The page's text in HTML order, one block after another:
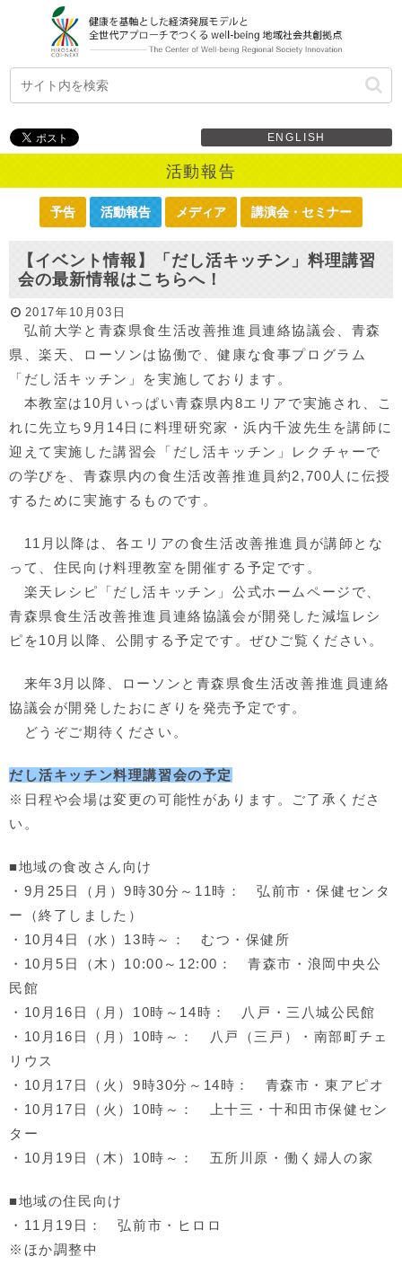
ENGLISH
活動報告
予告 活動報告 メディア 講演会・セミナー
【イベント情報】「だし活キッチン」料理講習
会の最新情報はこちらへ！
2017年10月03日
弘前大学と青森県食生活改善推進員連絡協議会、青森
県、楽天、ローソンは協働で、健康な食事プログラム
「だし活キッチン」を実施しております。
本教室は10月いっぱい青森県内8エリアで実施され、こ
れに先立ち9月14日に料理研究家・浜内千波先生を講師に
迎えて実施した講習会「だし活キッチン」レクチャーで
の学びを、青森県内の食生活改善推進員約2,700人に伝授
するために実施するものです。
11月以降は、各エリアの食生活改善推進員が講師とな
って、住民向け料理教室を開催する予定です。
楽天レシピ「だし活キッチン」公式ホームページで、
青森県食生活改善推進員連絡協議会が開発した減塩レシ
ピを10月以降、公開する予定です。ぜひご覧ください。
来年3月以降、ローソンと青森県食生活改善推進員連絡
協議会が開発したおにぎりを発売予定です。
どうぞご期待ください。
だし活キッチン料理講習会の予定
※日程や会場は変更の可能性があります。ご了承くださ
い。
■地域の食改さん向け
・9月25日（月）9時30分～11時： 弘前市・保健センタ
ー（終了しました）
・10月4日（水）13時～： むつ・保健所
・10月5日（木）10:00～12:00： 青森市・浪岡中央公
民館
・10月16日（月）10時～14時： 八戸・三八城公民館
・10月16日（月）10時～： 八戸（三戸）・南部町チェ
リウス
・10月17日（火）9時30分～14時： 青森市・東アピオ
・10月17日（火）10時～： 上十三・十和田市保健セン
ター
・10月19日（木）10時～： 五所川原・働く婦人の家
■地域の住民向け
・11月19日： 弘前市・ヒロロ
※ほか調整中